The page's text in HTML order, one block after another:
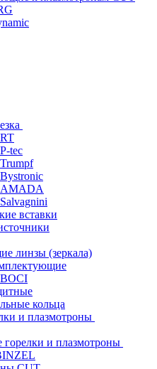
tec
AMADA
вставки
линзы (зеркала)
кольца
и плазмотроны
горелки и плазмотроны